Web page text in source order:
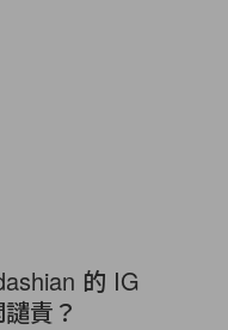
的 IG
責？